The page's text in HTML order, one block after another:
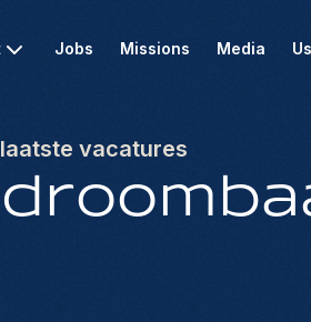
Jobs Missions Media
vacatures